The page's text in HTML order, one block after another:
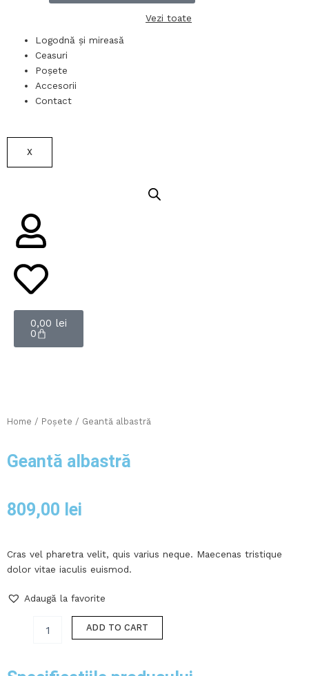
Vezi toate
Logodnă și mireasă
Ceasuri
Poșete
Accesorii
Contact
X
0,00 lei
0
Home / Poșete / Geantă albastră
Geantă albastră
809,00 lei
Cras vel pharetra velit, quis varius neque. Maecenas tristique
dolor vitae iaculis euismod.
Adaugă la favorite
Geantă
ADD TO CART